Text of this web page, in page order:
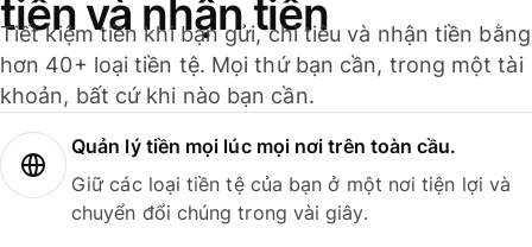
tiền và nhận tiền
Tiết kiệm tiền khi bạn gửi, chi tiêu và nhận tiền bằng
hơn 40+ loại tiền tệ. Mọi thứ bạn cần, trong một tài
khoản, bất cứ khi nào bạn cần.
Quản lý tiền mọi lúc mọi nơi trên toàn cầu.
Giữ các loại tiền tệ của bạn ở một nơi tiện lợi và
chuyển đổi chúng trong vài giây.